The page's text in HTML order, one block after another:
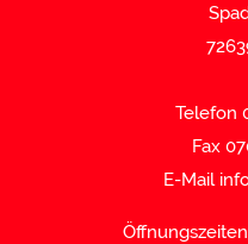
Telefon
Fax
E-Mail